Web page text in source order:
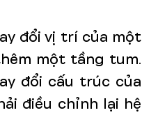
đổi vị trí của một
một tầng tum.
đổi cấu trúc của
điều chỉnh lại hệ